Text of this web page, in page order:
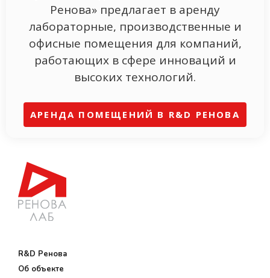
Ренова» предлагает в аренду
лабораторные, производственные и
офисные помещения для компаний,
работающих в сфере инноваций и
высоких технологий.
АРЕНДА ПОМЕЩЕНИЙ В R&D РЕНОВА
R&D Ренова
Об объекте